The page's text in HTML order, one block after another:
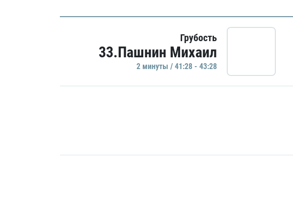
Грубость
33.Пашнин Михаил
2 минуты / 41:28 - 43:28